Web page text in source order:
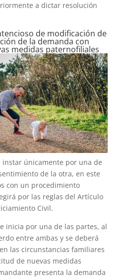
a dictar resolución
de modificación de
de la demanda con
medidas paternofiliales
únicamente por una de
de la otra, en este
con un procedimiento
por las reglas del Artículo
Civil.
inicia por una de las partes, al
entre ambas y se deberá
las circunstancias familiares
de nuevas medidas
presenta la demanda